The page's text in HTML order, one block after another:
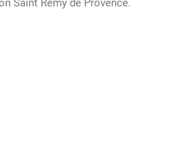
Saint Rémy de Provence.